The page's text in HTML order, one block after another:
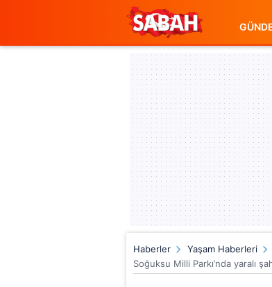
Haberler
Yaşam Haberleri
Soğuksu Milli Parkı’nda yaralı